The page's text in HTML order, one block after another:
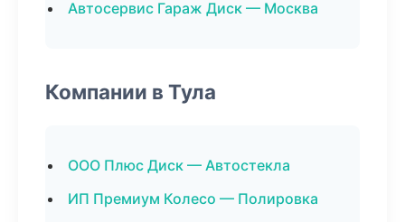
Автосервис Гараж Диск — Москва
Компании в Тула
ООО Плюс Диск — Автостекла
ИП Премиум Колесо — Полировка